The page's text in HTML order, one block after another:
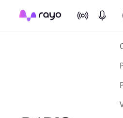
On Air